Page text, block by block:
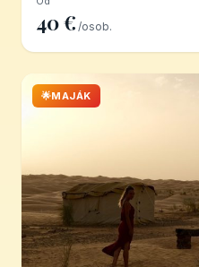
40 € /osob.
🌟MAJÁK